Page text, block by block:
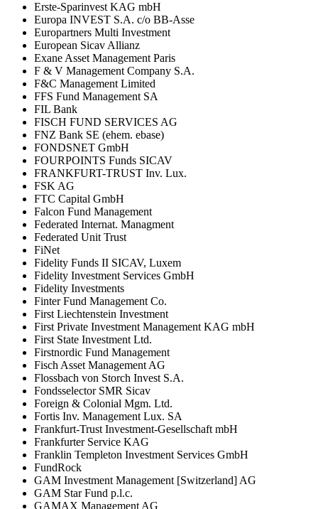
Erste-Sparinvest KAG mbH
Europa INVEST S.A. c/o BB-Asse
Europartners Multi Investment
European Sicav Allianz
Exane Asset Management Paris
F & V Management Company S.A.
F&C Management Limited
FFS Fund Management SA
FIL Bank
FISCH FUND SERVICES AG
FNZ Bank SE (ehem. ebase)
FONDSNET GmbH
FOURPOINTS Funds SICAV
FRANKFURT-TRUST Inv. Lux.
FSK AG
FTC Capital GmbH
Falcon Fund Management
Federated Internat. Managment
Federated Unit Trust
FiNet
Fidelity Funds II SICAV, Luxem
Fidelity Investment Services GmbH
Fidelity Investments
Finter Fund Management Co.
First Liechtenstein Investment
First Private Investment Management KAG mbH
First State Investment Ltd.
Firstnordic Fund Management
Fisch Asset Management AG
Flossbach von Storch Invest S.A.
Fondsselector SMR Sicav
Foreign & Colonial Mgm. Ltd.
Fortis Inv. Management Lux. SA
Frankfurt-Trust Investment-Gesellschaft mbH
Frankfurter Service KAG
Franklin Templeton Investment Services GmbH
FundRock
GAM Investment Management [Switzerland] AG
GAM Star Fund p.l.c.
GAMAX Management AG